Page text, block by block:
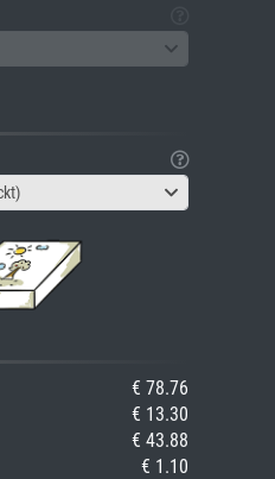
€ 78.76
€ 13.30
€ 43.88
€ 1.10